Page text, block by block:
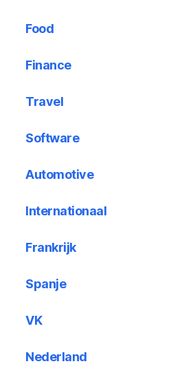
Food
Finance
Travel
Software
Automotive
Internationaal
Frankrijk
Spanje
VK
Nederland